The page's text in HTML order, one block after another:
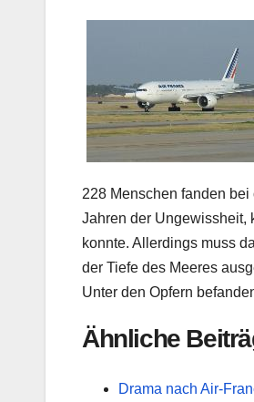
228 Menschen fanden bei
Jahren der Ungewissheit,
konnte. Allerdings muss
der Tiefe des Meeres
Unter den Opfern
Ähnliche
Drama nach Air-